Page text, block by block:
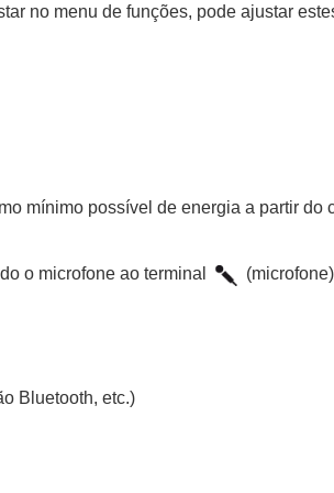
no menu de funções, pode ajustar
mínimo possível de energia a partir do
o microfone ao terminal
Bluetooth, etc.)